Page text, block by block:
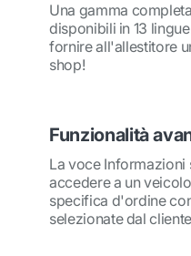
Una gamma
disponibili in 13
fornire all'allestitore
shop!
Funzionalità
La voce
accedere a un
specifica d'ordine
selezionate dal